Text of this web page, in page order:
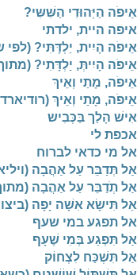
אֵיפֹה הַיְּהוּדִי הַשִּׁשִּי?
איפה היית, ילדתי
אֵיפֹה הָיִית, יַלְדָּתִּי? (לפי
אֵיפֹה הָיִיתְּ, יַלְדָּתִי?
אֵיפֹה, מָתַי וְאֵיךְ
אֵיפֹה, מָתַי וְאֵיךְ
אִישׁ הָלַך בַּכְּבִיש
אכפת לי
אל מי כדאי לברוח
אַל תְּדַבֵּר עַל אַהֲבָה
אַל תְֹדַבֵּר עַל אַהֲבָה
אֵל תִּישָׂא אִשָׁה יָפָה
אל תפגע במי שעף
אַל תִּפְגַע בְּמִי שֶׁעָף
אַל תִּשְׁכַּח לִצְחוֹק